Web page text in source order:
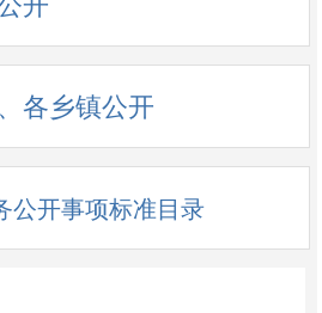
各乡镇公开
公开事项标准目录